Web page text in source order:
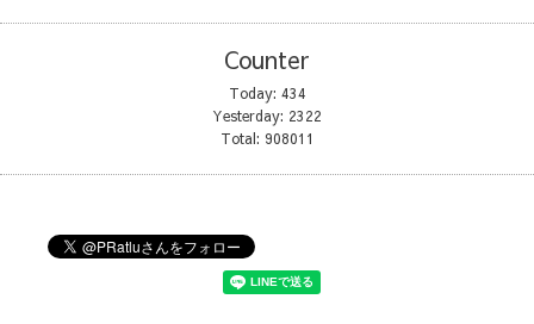
Counter
Today: 434
Yesterday: 2322
Total: 908011